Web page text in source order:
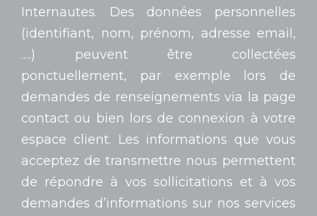
Internautes. Des données personnelles
(identifiant, nom, prénom, adresse email,
….) peuvent être collectées
ponctuellement, par exemple lors de
demandes de renseignements via la page
contact ou bien lors de connexion à votre
espace client. Les informations que vous
acceptez de transmettre nous permettent
de répondre à vos sollicitations et à vos
demandes d’informations sur nos services